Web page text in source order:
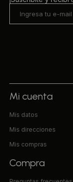
Mi cuenta
Mis datos
Mis direcciones
Mis compras
Compra